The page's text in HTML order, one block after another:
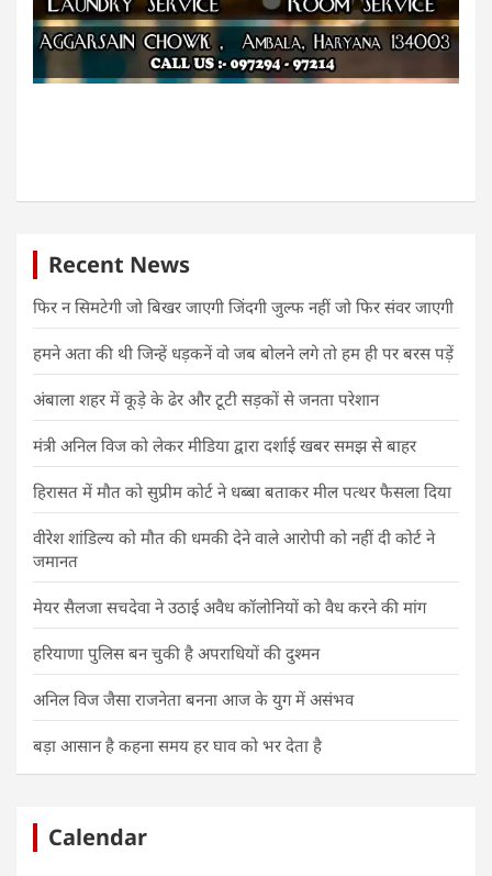
Recent News
फिर न सिमटेगी जो बिखर जाएगी जिंदगी जुल्फ नहीं जो फिर संवर जाएगी
हमने अता की थी जिन्हें धड़कनें वो जब बोलने लगे तो हम ही पर बरस पड़ें
अंबाला शहर में कूड़े के ढेर और टूटी सड़कों से जनता परेशान
मंत्री अनिल विज को लेकर मीडिया द्वारा दर्शाई खबर समझ से बाहर
हिरासत में मौत को सुप्रीम कोर्ट ने धब्बा बताकर मील पत्थर फैसला दिया
वीरेश शांडिल्य को मौत की धमकी देने वाले आरोपी को नहीं दी कोर्ट ने
जमानत
मेयर सैलजा सचदेवा ने उठाई अवैध कॉलोनियों को वैध करने की मांग
हरियाणा पुलिस बन चुकी है अपराधियों की दुश्मन
अनिल विज जैसा राजनेता बनना आज के युग में असंभव
बड़ा आसान है कहना समय हर घाव को भर देता है
Calendar